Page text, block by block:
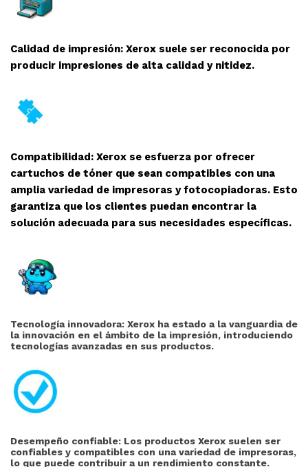
Calidad de impresión: Xerox suele ser reconocida por
producir impresiones de alta calidad y nitidez.
Compatibilidad: Xerox se esfuerza por ofrecer
cartuchos de tóner que sean compatibles con una
amplia variedad de impresoras y fotocopiadoras. Esto
garantiza que los clientes puedan encontrar la
solución adecuada para sus necesidades específicas.
Tecnología innovadora: Xerox ha estado a la vanguardia de
la innovación en el ámbito de la impresión, introduciendo
tecnologías avanzadas en sus productos.
Desempeño confiable: Los productos Xerox suelen ser
confiables y compatibles con una variedad de impresoras,
lo que puede contribuir a un rendimiento constante.